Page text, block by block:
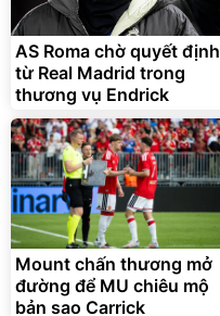
tráng nhôm 03 lớp
392.000
325.000đ
Đã bán nhiều
AS Roma chờ quyết định
từ Real Madrid trong
thương vụ Endrick
Mount chấn thương mở
đường để MU chiêu mộ
bản sao Carrick